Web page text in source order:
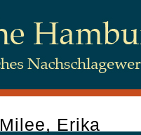
Milee, Erika